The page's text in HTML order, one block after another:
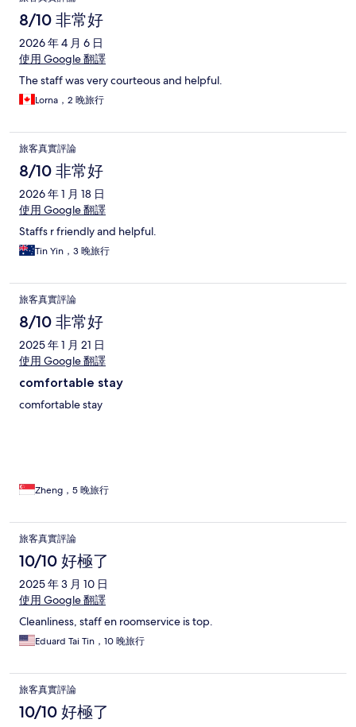
8/10 非常好
2026 年 4 月 6 日
使用 Google 翻譯
The staff was very courteous and helpful.
Lorna，2 晚旅行
旅客真實評論
8/10 非常好
2026 年 1 月 18 日
使用 Google 翻譯
Staffs r friendly and helpful.
Tin Yin，3 晚旅行
旅客真實評論
8/10 非常好
2025 年 1 月 21 日
使用 Google 翻譯
comfortable stay
comfortable stay
Zheng，5 晚旅行
旅客真實評論
10/10 好極了
2025 年 3 月 10 日
使用 Google 翻譯
Cleanliness, staff en roomservice is top.
Eduard Tai Tin，10 晚旅行
旅客真實評論
10/10 好極了